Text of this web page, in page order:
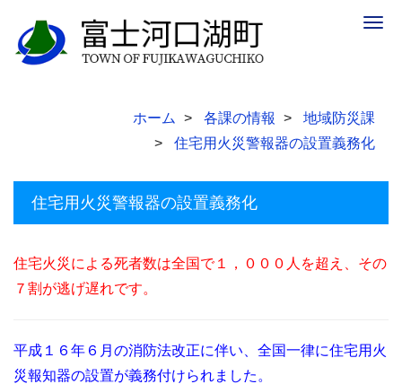
ホーム 各課の情報
地域防災課
住宅用火災警報器の設置義務化
住宅用火災警報器の設置義務化
住宅火災による死者数は全国で１，０００人を超え、その
７割が逃げ遅れです。
平成１６年６月の消防法改正に伴い、全国一律に住宅用火
災報知器の設置が義務付けられました。